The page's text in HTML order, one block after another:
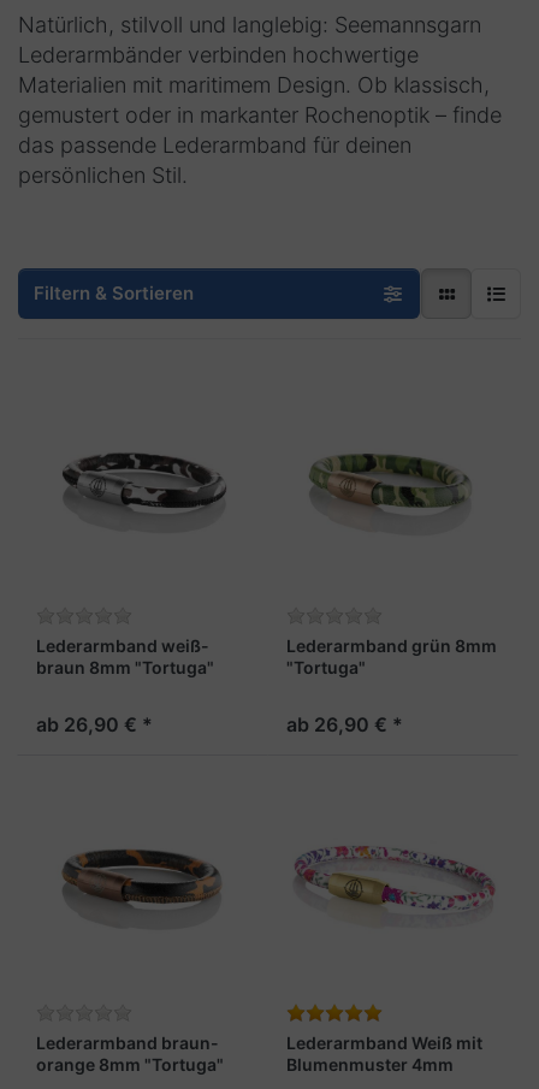
Natürlich, stilvoll und langlebig: Seemannsgarn
Lederarmbänder verbinden hochwertige
Materialien mit maritimem Design. Ob klassisch,
gemustert oder in markanter Rochenoptik – finde
das passende Lederarmband für deinen
persönlichen Stil.
Filtern & Sortieren
Lederarmband weiß-
braun 8mm "Tortuga"
ab 26,90 € *
Lederarmband grün 8mm
"Tortuga"
ab 26,90 € *
Lederarmband braun-
orange 8mm "Tortuga"
Lederarmband Weiß mit
Blumenmuster 4mm